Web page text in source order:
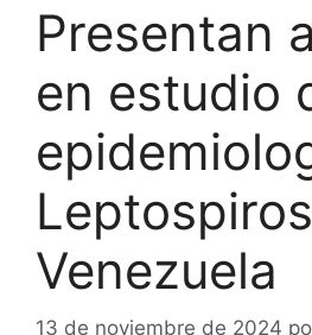
Presentan
en estudio
Venezuela
13 de noviembre de 2024